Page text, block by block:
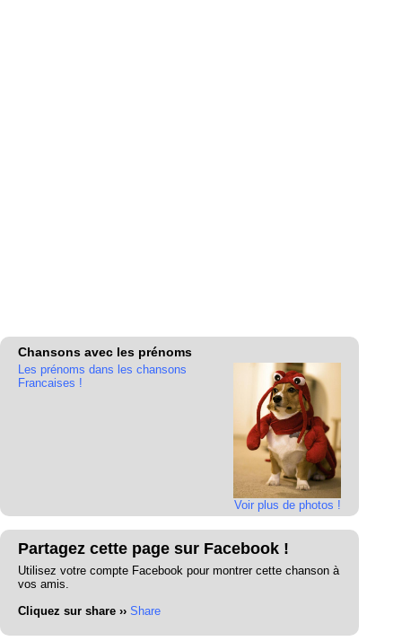
Chansons avec les prénoms
Voir plus de photos !
Les prénoms dans les chansons
Francaises !
Partagez cette page sur Facebook !
Utilisez votre compte Facebook pour montrer cette chanson à
vos amis.
Cliquez sur share ›› Share